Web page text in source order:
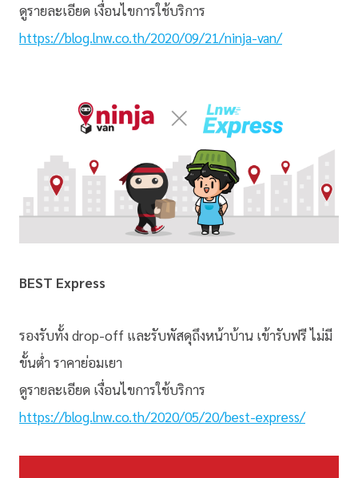
ดูรายละเอียด เงื่อนไขการใช้บริการ
https://blog.lnw.co.th/2020/09/21/ninja-van/
BEST Express
รองรับทั้ง drop-off และรับพัสดุถึงหน้าบ้าน เข้ารับฟรี ไม่มี
ขั้นต่ำ ราคาย่อมเยา
ดูรายละเอียด เงื่อนไขการใช้บริการ
https://blog.lnw.co.th/2020/05/20/best-express/